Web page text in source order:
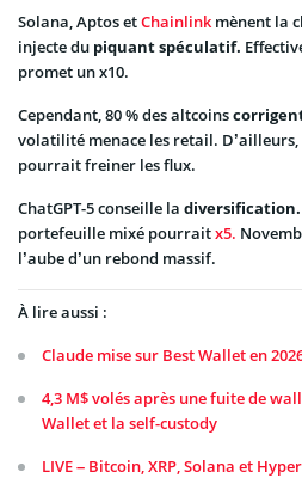
Solana, Aptos etChainlink mènent la
injecte du piquant spéculatif.
promet un x10.
Cependant, 80 % des altcoins
volatilité menace les retail.
pourrait freiner les flux.
ChatGPT-5 conseille la diversification.
portefeuille mixé pourraitx5.
l’aube d’un rebond massif.
À lire aussi :
Claude mise sur Best Wallet en
4,3 M$ volés après une fuite de
Wallet et la self-custody
LIVE – Bitcoin, XRP, Solana et